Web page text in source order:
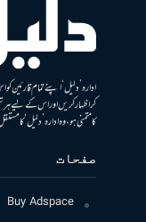
ادارہ ’دلیل‘ اپنے تمام قارئین
کر اظہار کریں اور اس کے لیے
کا متمنی ہو، وہ ادارہ ’دلیل‘
صفحات
Buy Adspace